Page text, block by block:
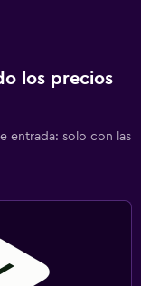
los precios
entrada: solo con las